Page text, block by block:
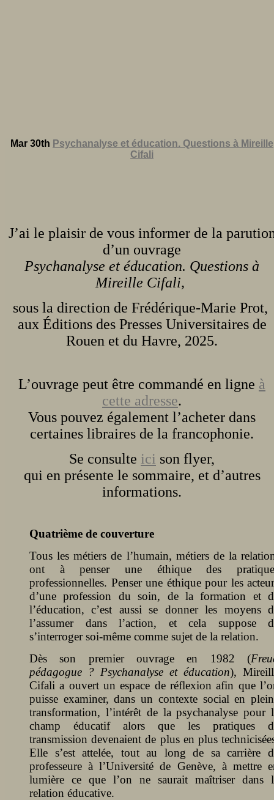
Mar 30th Psychanalyse et éducation. Questions à Mireille
Cifali
J’ai le plaisir de vous informer de la
d’un ouvrage
Psychanalyse et éducation. Questions à
Mireille Cifali,
sous la direction de Frédérique-Marie Prot,
aux Éditions des Presses Universitaires de
Rouen et du Havre, 2025.
L’ouvrage peut être commandé en ligne à
cette adresse.
Vous pouvez également l’acheter dans
certaines libraires de la francophonie.
Se consulte ici son flyer,
qui en présente le sommaire, et d’autres
informations.
Quatrième de couverture
Tous les métiers de l’humain, métiers de la
ont à penser une éthique des
professionnelles. Penser une éthique pour les
d’une profession du soin, de la formation et
l’éducation, c’est aussi se donner les moyens
l’assumer dans l’action, et cela suppose
s’interroger soi-même comme sujet de la relation.
Dès son premier ouvrage en 1982 (
pédagogue ? Psychanalyse et éducation),
Cifali a ouvert un espace de réflexion afin que
puisse examiner, dans un contexte social en
transformation, l’intérêt de la psychanalyse pour
champ éducatif alors que les pratiques
transmission devenaient de plus en plus
Elle s’est attelée, tout au long de sa carrière
professeure à l’Université de Genève, à mettre
lumière ce que l’on ne saurait maîtriser dans
relation éducative.